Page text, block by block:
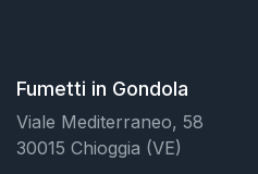
Fumetti in Gondola
Viale Mediterraneo, 58
30015 Chioggia (VE)